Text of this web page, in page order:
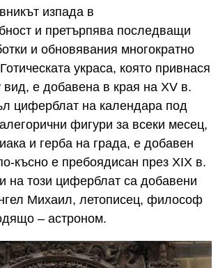
изпада в
и претърпява последващи
и обновявания многократно
украса, която привнася
вид, е добавена в края на XV в.
циферблат на календара под
фигури за всеки месец,
и герба на града, е добавен
късно е пребоядисан през XIX в.
на този циферблат са добавени
Михаил, летописец, философ
– астроном.